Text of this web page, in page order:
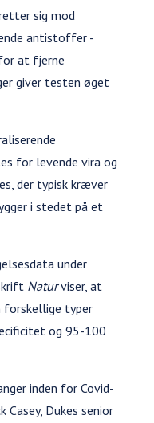
sig mod
antistoffer -
at fjerne
giver testen øget
for levende vira og
der typisk kræver
i stedet på et
under
Naturviser, at
forskellige typer
og 95-100
inden for Covid-
Dukes senior